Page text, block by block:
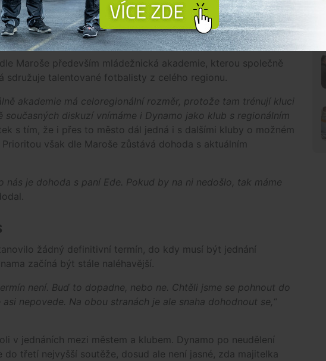
novém či stávajícím klubu...
Maroše především mládežnická akademie, kterou společně
sdružuje talentované fotbalisty z celého regionu.
akademie má celoregionální rozměr, protože tam trénují kluci
současných diskuzí vnímáme i Dynamo jako klub s regionálním
s tím, že i přes to město dál jedná i s dalšími kluby o možném
však dle Maroše zůstává dohoda s aktuálním
nás je dohoda s paní Ede. Pokud by na ni nedošlo, tak máme
žádný definitivní termín, do kdy musí být jednání
začíná být stále naléhavější.
není. Buď to dopadne, nebo ne. Chtěli jsme se pohnout do
nepovede. Na obou stranách je ale snaha dohodnout se,“
v jednáních mezi městem a klubem. Dynamo po neudělení
do třetí nejvyšší soutěže, dosud ale není jasné, zda majitelka